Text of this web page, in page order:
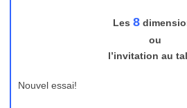
Les 8
ou
l’invitation au
Nouvel essai!